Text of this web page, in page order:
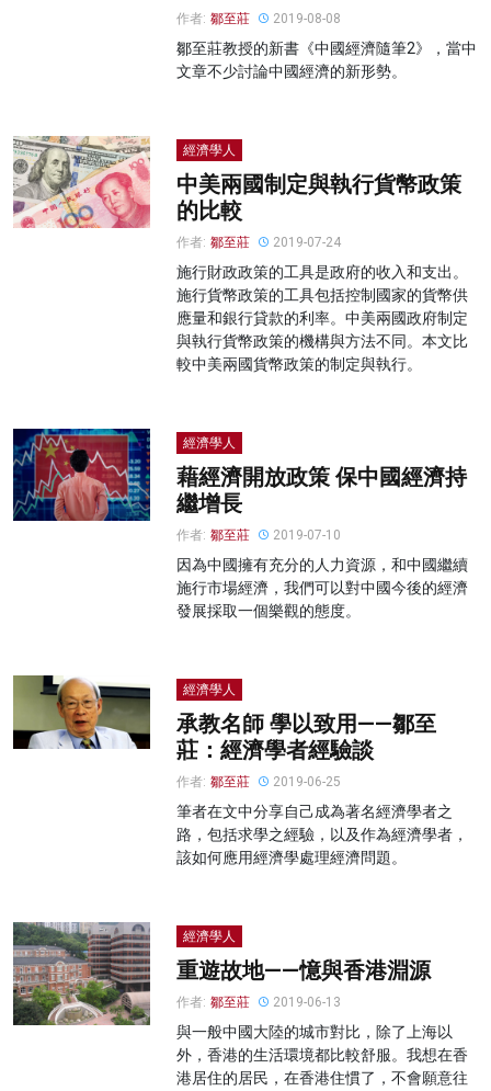
作者: 鄒至莊 2019-08-08
鄒至莊教授的新書《中國經濟隨筆2》，當中
文章不少討論中國經濟的新形勢。
經濟學人
中美兩國制定與執行貨幣政策
的比較
作者: 鄒至莊 2019-07-24
施行財政政策的工具是政府的收入和支出。
施行貨幣政策的工具包括控制國家的貨幣供
應量和銀行貸款的利率。中美兩國政府制定
與執行貨幣政策的機構與方法不同。本文比
較中美兩國貨幣政策的制定與執行。
經濟學人
藉經濟開放政策 保中國經濟持
繼增長
作者: 鄒至莊 2019-07-10
因為中國擁有充分的人力資源，和中國繼續
施行市場經濟，我們可以對中國今後的經濟
發展採取一個樂觀的態度。
經濟學人
承教名師 學以致用——鄒至
莊：經濟學者經驗談
作者: 鄒至莊 2019-06-25
筆者在文中分享自己成為著名經濟學者之
路，包括求學之經驗，以及作為經濟學者，
該如何應用經濟學處理經濟問題。
經濟學人
重遊故地——憶與香港淵源
作者: 鄒至莊 2019-06-13
與一般中國大陸的城市對比，除了上海以
外，香港的生活環境都比較舒服。我想在香
港居住的居民，在香港住慣了，不會願意往